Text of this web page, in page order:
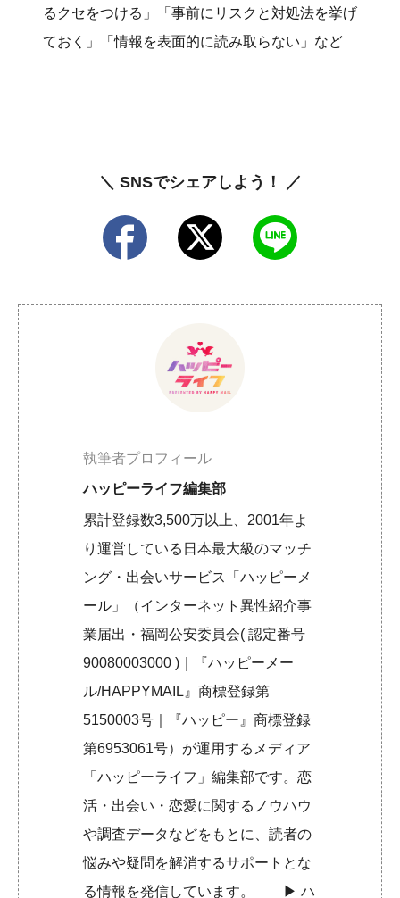
るクセをつける」「事前にリスクと対処法を挙げ
ておく」「情報を表面的に読み取らない」など
＼ SNSでシェアしよう！ ／
執筆者プロフィール
ハッピーライフ編集部
累計登録数3,500万以上、2001年よ
り運営している日本最大級のマッチ
ング・出会いサービス「ハッピーメ
ール」（インターネット異性紹介事
業届出・福岡公安委員会( 認定番号
90080003000 )｜『ハッピーメー
ル/HAPPYMAIL』商標登録第
5150003号｜『ハッピー』商標登録
第6953061号）が運用するメディア
「ハッピーライフ」編集部です。恋
活・出会い・恋愛に関するノウハウ
や調査データなどをもとに、読者の
悩みや疑問を解消するサポートとな
る情報を発信しています。 ▶︎ハ